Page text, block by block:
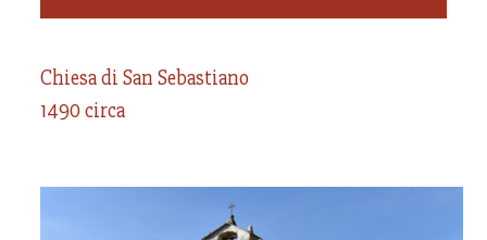
Chiesa di San Sebastiano
1490 circa